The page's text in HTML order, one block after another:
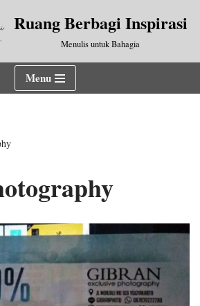
Ruang Berbagi Inspirasi
Menulis untuk Bahagia
Menu